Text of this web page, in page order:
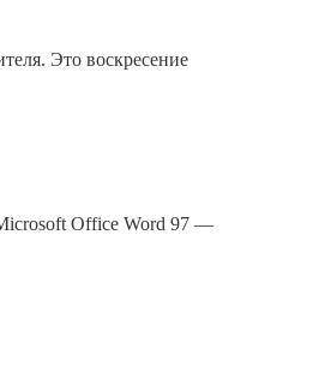
Это воскресение
Office Word 97 —